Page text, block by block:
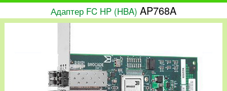
Адаптер FC HP (HBA) AP768A